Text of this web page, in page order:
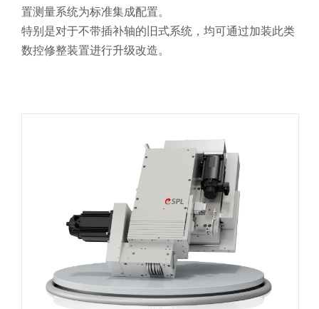
置测量系统为标准集成配置。
特别是对于不带插补轴的旧式系统，均可通过加装此类
数控修整装置进行升级改造。